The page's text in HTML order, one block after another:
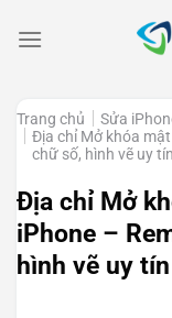
Trang chủ
Sửa
Địa chỉ Mở khóa
chữ số, hình vẽ uy
Địa chỉ Mở
iPhone –
hình vẽ uy